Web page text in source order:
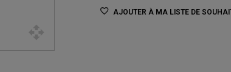
AJOUTER À MA LISTE DE